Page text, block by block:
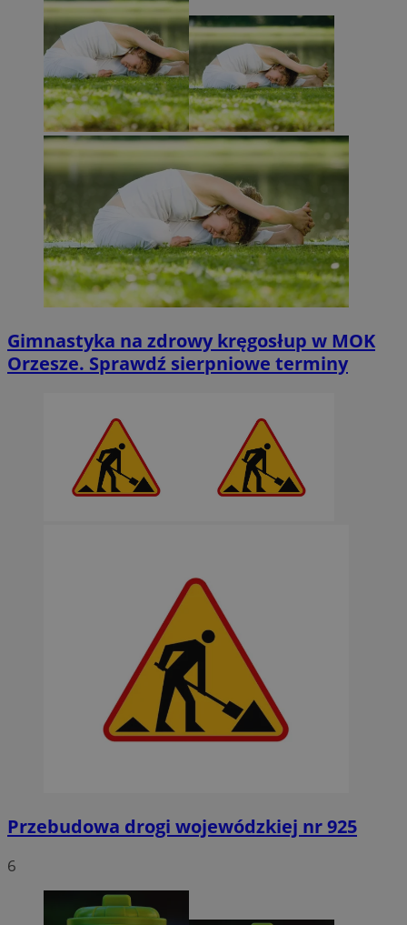
Gimnastyka na zdrowy kręgosłup w MOK
Orzesze. Sprawdź sierpniowe terminy
Przebudowa drogi wojewódzkiej nr 925
6